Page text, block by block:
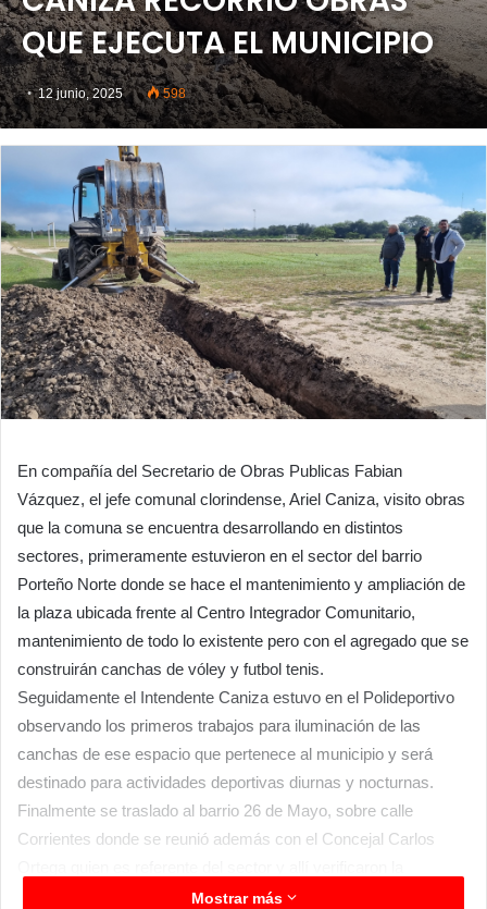
QUE EJECUTA EL MUNICIPIO
12 junio, 2025 598
En compañía del Secretario de Obras Publicas Fabian
Vázquez, el jefe comunal clorindense, Ariel Caniza, visito obras
que la comuna se encuentra desarrollando en distintos
sectores, primeramente estuvieron en el sector del barrio
Porteño Norte donde se hace el mantenimiento y ampliación de
la plaza ubicada frente al Centro Integrador Comunitario,
mantenimiento de todo lo existente pero con el agregado que se
construirán canchas de vóley y futbol tenis.
Seguidamente el Intendente Caniza estuvo en el Polideportivo
observando los primeros trabajos para iluminación de las
canchas de ese espacio que pertenece al municipio y será
destinado para actividades deportivas diurnas y nocturnas.
Finalmente se traslado al barrio 26 de Mayo, sobre calle
Corrientes donde se reunió además con el Concejal Carlos
colocación de tubos de hormigón que ayudaran al mejoramiento
Mostrar más